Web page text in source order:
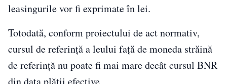
leasingurile vor fi exprimate în lei.
Totodată, conform proiectului de act normativ,
cursul de referinţă a leului faţă de moneda străină
de referinţă nu poate fi mai mare decât cursul BNR
din data plăţii efective.